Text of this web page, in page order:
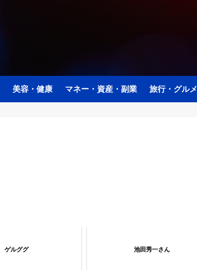
美容・健康 マネー・資産・副業 旅行・グルメ
ゲルググ 池田秀一さん